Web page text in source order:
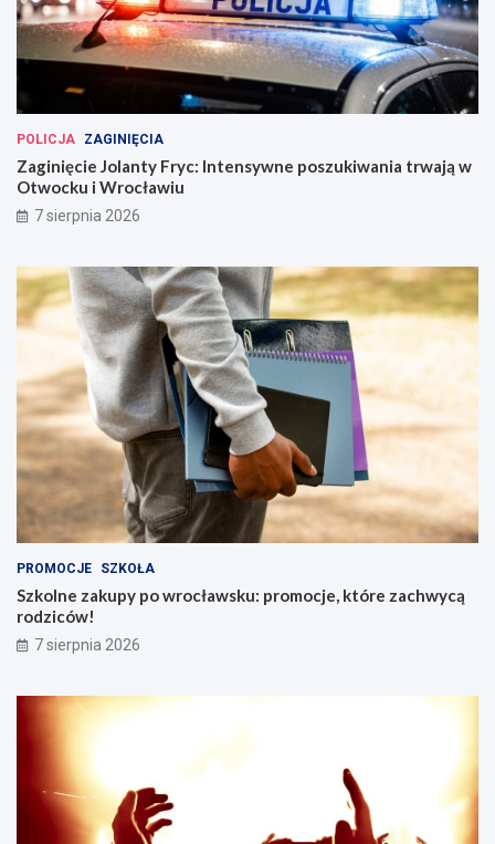
POLICJA ZAGINIĘCIA
Zaginięcie Jolanty Fryc: Intensywne poszukiwania trwają w
Otwocku i Wrocławiu
7 sierpnia 2026
PROMOCJE SZKOŁA
Szkolne zakupy po wrocławsku: promocje, które zachwycą
rodziców!
7 sierpnia 2026